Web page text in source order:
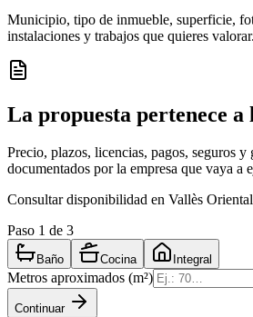
Municipio, tipo de inmueble, superficie,
instalaciones y trabajos que quieres valorar.
La propuesta pertenece a
Precio, plazos, licencias, pagos, seguros y
documentados por la empresa que vaya a
Consultar disponibilidad en Vallès Oriental
Paso 1 de 3
Baño Cocina Integral
Metros aproximados (m²)
Continuar